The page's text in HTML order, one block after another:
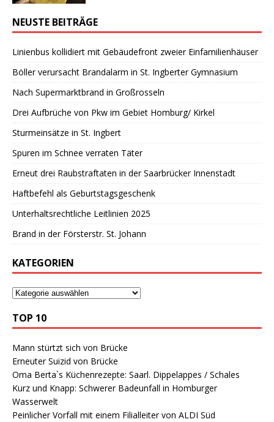
NEUSTE BEITRÄGE
Linienbus kollidiert mit Gebäudefront zweier Einfamilienhäuser
Böller verursacht Brandalarm in St. Ingberter Gymnasium
Nach Supermarktbrand in Großrosseln
Drei Aufbrüche von Pkw im Gebiet Homburg/ Kirkel
Sturmeinsätze in St. Ingbert
Spuren im Schnee verraten Täter
Erneut drei Raubstraftaten in der Saarbrücker Innenstadt
Haftbefehl als Geburtstagsgeschenk
Unterhaltsrechtliche Leitlinien 2025
Brand in der Försterstr. St. Johann
KATEGORIEN
TOP 10
Mann stürtzt sich von Brücke
Erneuter Suizid von Brücke
Oma Berta`s Küchenrezepte: Saarl. Dippelappes / Schales
Kurz und Knapp: Schwerer Badeunfall in Homburger
Wasserwelt
Peinlicher Vorfall mit einem Filialleiter von ALDI Süd